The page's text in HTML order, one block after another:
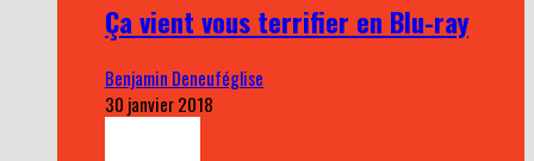
Ça vient vous terrifier en Blu-ray
Benjamin Deneuféglise
30 janvier 2018